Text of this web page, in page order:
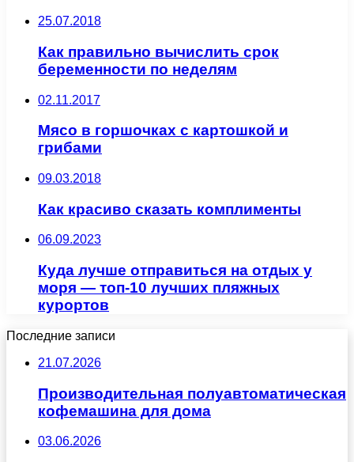
25.07.2018
Как правильно вычислить срок
беременности по неделям
02.11.2017
Мясо в горшочках с картошкой и
грибами
09.03.2018
Как красиво сказать комплименты
06.09.2023
Куда лучше отправиться на отдых у
моря — топ-10 лучших пляжных
курортов
Последние записи
21.07.2026
Производительная полуавтоматическая
кофемашина для дома
03.06.2026